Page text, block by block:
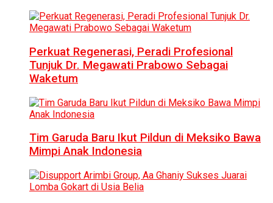
Perkuat Regenerasi, Peradi Profesional
Tunjuk Dr. Megawati Prabowo Sebagai
Waketum
Tim Garuda Baru Ikut Pildun di Meksiko Bawa
Mimpi Anak Indonesia